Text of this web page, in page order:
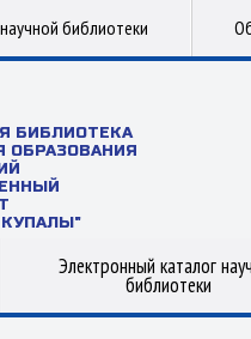
библиотеки
БИБЛИОТЕКА
ОБРАЗОВАНИЯ
Электронный каталог
библиотеки